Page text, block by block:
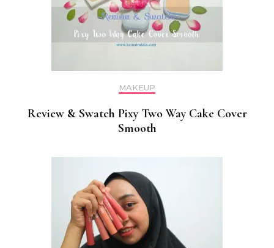
MAKEUP
Review & Swatch Pixy Two Way Cake Cover
Smooth